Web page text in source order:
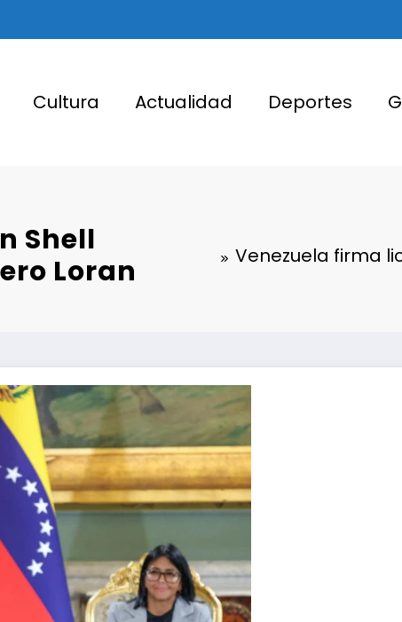
Cultura Actualidad Deportes
Shell
Loran
Venezuela firma